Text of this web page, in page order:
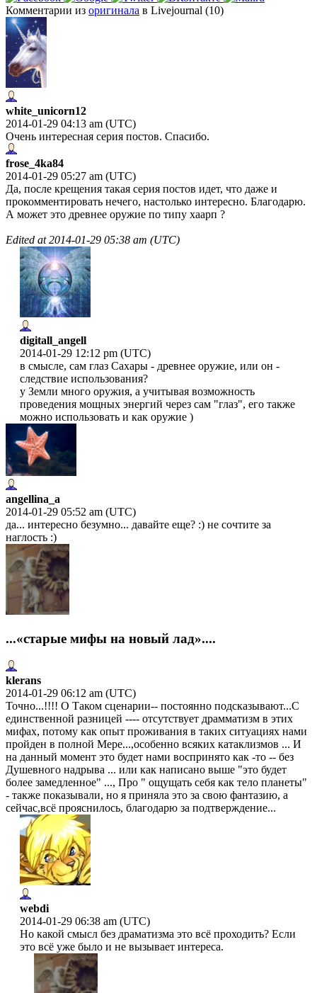
Комментарии из оригинала в Livejournal (10)
white_unicorn12
2014-01-29 04:13 am (UTC)
Очень интересная серия постов. Спасибо.
frose_4ka84
2014-01-29 05:27 am (UTC)
Да, после крещения такая серия постов идет, что даже и
прокомментировать нечего, настолько интересно. Благодарю.
А может это древнее оружие по типу хаарп ?
Edited at2014-01-29 05:38 am (UTC)
digitall_angell
2014-01-29 12:12 pm (UTC)
в смысле, сам глаз Сахары - древнее оружие, или он -
следствие использования?
у Земли много оружия, а учитывая возможность
проведения мощных энергий через сам "глаз", его также
можно использовать и как оружие )
angellina_a
2014-01-29 05:52 am (UTC)
да... интересно безумно... давайте еще? :) не сочтите за
наглость :)
...«старые мифы на новый лад»....
klerans
2014-01-29 06:12 am (UTC)
Точно...!!!! О Таком сценарии-- постоянно подсказывают...С
единственной разницей ---- отсутствует драмматизм в этих
мифах, потому как опыт проживания в таких ситуациях нами
пройден в полной Мере...,особенно всяких катаклизмов ... И
на данный момент это будет нами воспринято как -то -- без
Душевного надрыва ... или как написано выше "это будет
более замедленное" ..., Про " ощущать себя как тело планеты"
- также показывали, но я приняла это за свою фантазию, а
сейчас,всё прояснилось, благодарю за подтверждение...
webdi
2014-01-29 06:38 am (UTC)
Но какой смысл без драматизма это всё проходить? Если
это всё уже было и не вызывает интереса.